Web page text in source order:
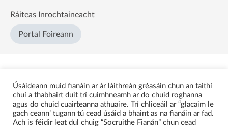
Ráiteas Inrochtaineacht
Portal Foireann
Úsáideann muid fianáin ar ár láithreán gréasáin chun an taithí
chuí a thabhairt duit trí cuimhneamh ar do chuid roghanna
agus do chuid cuairteanna athuaire. Trí chliceáil ar “glacaim le
gach ceann’ tugann tú cead úsáid a bhaint as na fianáin ar fad.
Ach is féidir leat dul chuig “Socruithe Fianán” chun cead